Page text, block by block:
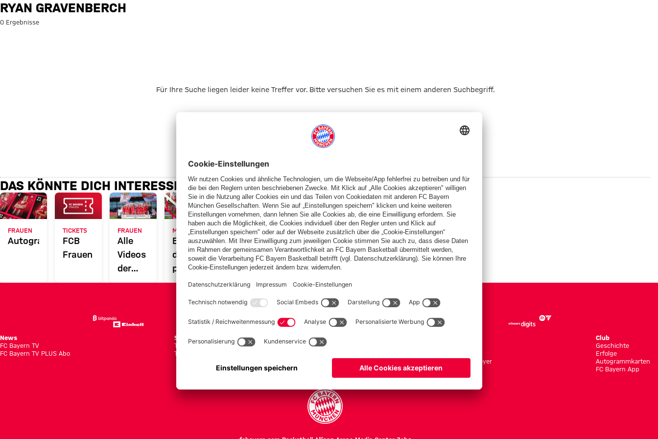
Suche: Ryan Gravenberch
RYAN GRAVENBERCH
0 Ergebnisse
Für Ihre Suche liegen leider keine Treffer vor. Bitte versuchen Sie es mit einem anderen Suchbegriff.
DAS KÖNNTE DICH INTERESSIEREN
FRAUEN
Autogrammkarten
TICKETS
FCB
Frauen
FRAUEN
Alle
Videos
der
Frauenteams
MYFCBAYERN
Entdecke
deinen
persönlichen
Fanbereich
PARTNER
News
FC Bayern TV
FC Bayern TV PLUS Abo
Spiele
Tabellen
Tickets
Teams
Frauen
Herren Teams
Shop by Player
Sale
Accessoires
Club
Geschichte
Erfolge
Autogrammkarten
FC Bayern App